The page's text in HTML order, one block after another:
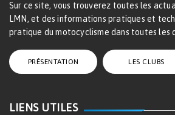
Sur ce site, vous trouverez toutes les
LMN, et des informations pratiques et
pratique du motocyclisme dans toutes les
PRÉSENTATION LES CLUBS
LIENS UTILES